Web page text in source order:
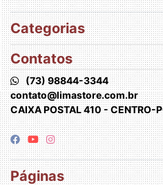
Categorias
Contatos
(73) 98844-3344
contato@limastore.com.br
CAIXA POSTAL 410 - CENTRO-
Páginas